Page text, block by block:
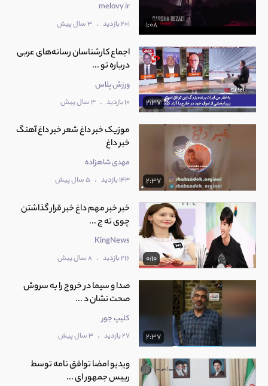
1:08
melovy ir
201 بازدید . 3 سال پیش
2:37
اجماع کارشناسان رسانه‌های عربی
درباره تو ...
ورزش پلاس
10 بازدید . 3 سال پیش
2:37
موزیک خبر داغ شعر خبر داغ آهنگ
خبر داغ
مهدی شاهزاده
143 بازدید . 5 سال پیش
0:10
خبر خبر مهم داغ خبر قرار گذاشتن
چوی ته ج ...
KingNews
216 بازدید . 8 سال پیش
2:37
صدا و سیما در خروج را به سروش
صحت نشان د ...
کلیپ جور
27 بازدید . 3 سال پیش
ویدیو امضا توافق نامه توسط
رییس جمهور ای ...